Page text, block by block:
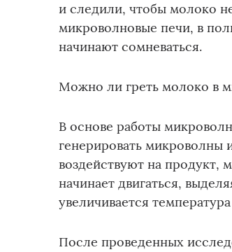
и следили, чтобы молоко
микроволновые печи, в
начинают сомневаться.
Можно ли греть молоко в
В основе работы
генерировать микроволны
воздействуют на продукт,
начинает двигаться,
увеличивается
После проведенных